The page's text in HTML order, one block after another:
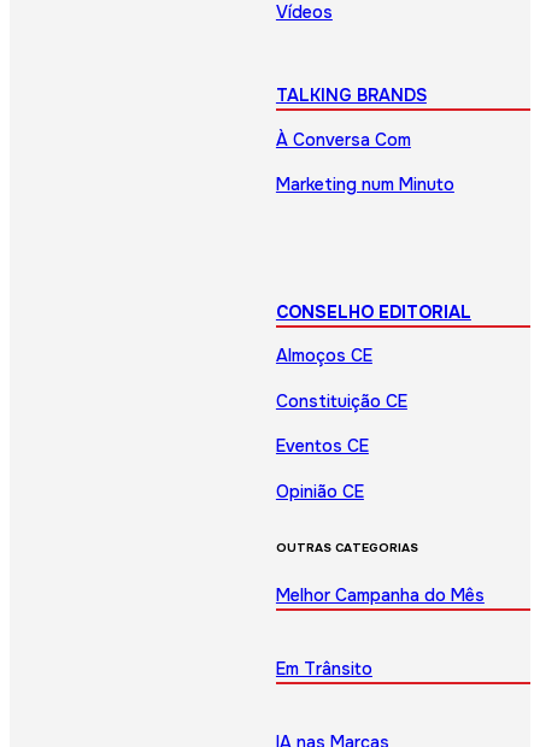
Vídeos
TALKING BRANDS
À Conversa Com
Marketing num Minuto
CONSELHO EDITORIAL
Almoços CE
Constituição CE
Eventos CE
Opinião CE
OUTRAS CATEGORIAS
Melhor Campanha do Mês
Em Trânsito
IA nas Marcas